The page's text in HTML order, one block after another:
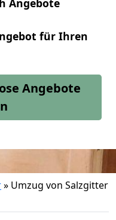
Angebote
für Ihren
Angebote
» Umzug von Salzgitter